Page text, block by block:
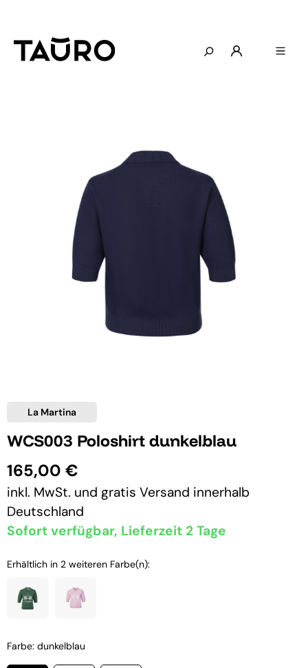
La Martina
WCS003 Poloshirt dunkelblau
165,00 €
inkl. MwSt. und gratis Versand innerhalb
Deutschland
Sofort verfügbar, Lieferzeit 2 Tage
Erhältlich in 2 weiteren Farbe(n):
Farbe: dunkelblau